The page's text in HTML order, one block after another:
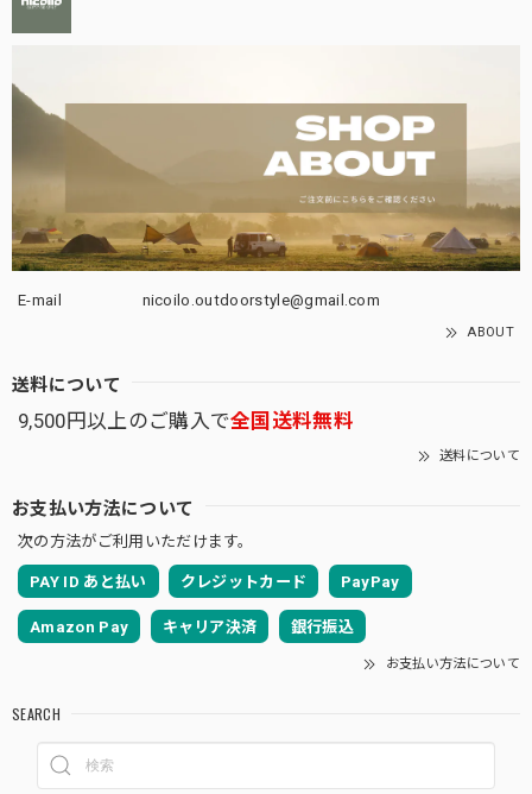
E-mail nicoilo.outdoorstyle@gmail.com
ABOUT
送料について
9,500円以上のご購入で全国送料無料
送料について
お支払い方法について
次の方法がご利用いただけます。
PAY ID あと払い クレジットカード PayPay
Amazon Pay キャリア決済 銀行振込
お支払い方法について
SEARCH